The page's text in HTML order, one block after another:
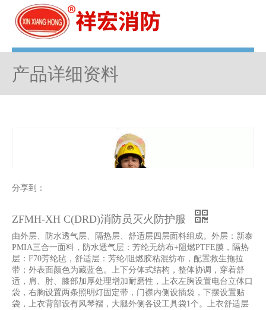
产品详细资料
分享到：
ZFMH-XH C(DRD)消防员灭火防护服
由外层、防水透气层、隔热层、舒适层四层面料组成。外层：新泰
PMIA三合一面料，防水透气层：芳纶无纺布+阻燃PTFE膜，隔热
层：F70芳纶毡，舒适层：芳纶/阻燃胶粘混纺布，配置救生拖拉
带；外表面颜色为藏蓝色。上下分体式结构，整体协调，穿着舒
适，肩、肘、膝部加厚处理增加耐磨性，上衣左胸设置电台立体口
袋，右胸设置两条照明灯固定带，门襟内侧设插袋，下摆设置贴
袋，上衣背部设有风琴褶，大腿外侧各设工具袋1个。上衣舒适层